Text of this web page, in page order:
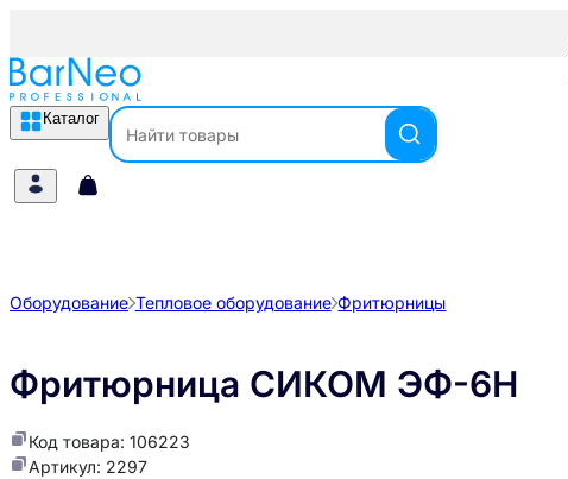
Каталог
Оборудование Тепловое оборудование Фритюрницы
Фритюрница СИКОМ ЭФ-6Н
Код товара: 106223
Артикул: 2297